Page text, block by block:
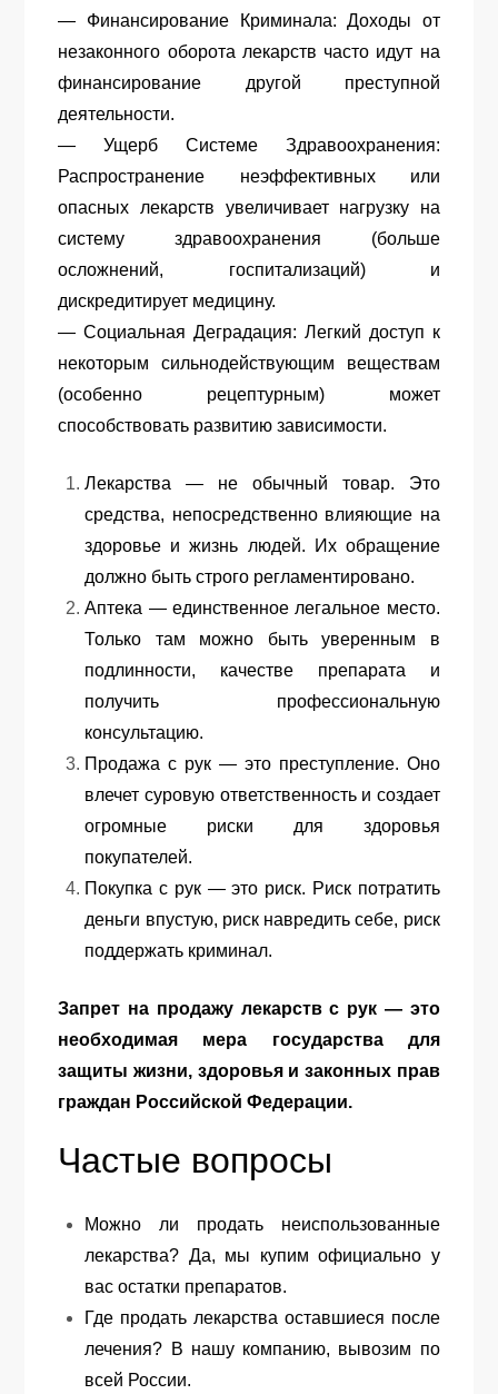
— Финансирование Криминала: Доходы от
незаконного оборота лекарств часто идут на
финансирование другой преступной
деятельности.
— Ущерб Системе Здравоохранения:
Распространение неэффективных или
опасных лекарств увеличивает нагрузку на
систему здравоохранения (больше
осложнений, госпитализаций) и
дискредитирует медицину.
— Социальная Деградация: Легкий доступ к
некоторым сильнодействующим веществам
(особенно рецептурным) может
способствовать развитию зависимости.
Лекарства — не обычный товар. Это
средства, непосредственно влияющие на
здоровье и жизнь людей. Их обращение
должно быть строго регламентировано.
Аптека — единственное легальное место.
Только там можно быть уверенным в
подлинности, качестве препарата и
получить профессиональную
консультацию.
Продажа с рук — это преступление. Оно
влечет суровую ответственность и создает
огромные риски для здоровья
покупателей.
Покупка с рук — это риск. Риск потратить
деньги впустую, риск навредить себе, риск
поддержать криминал.
Запрет на продажу лекарств с рук — это
необходимая мера государства для
защиты жизни, здоровья и законных прав
граждан Российской Федерации.
Частые вопросы
Можно ли продать неиспользованные
лекарства? Да, мы купим официально у
вас остатки препаратов.
Где продать лекарства оставшиеся после
лечения? В нашу компанию, вывозим по
всей России.